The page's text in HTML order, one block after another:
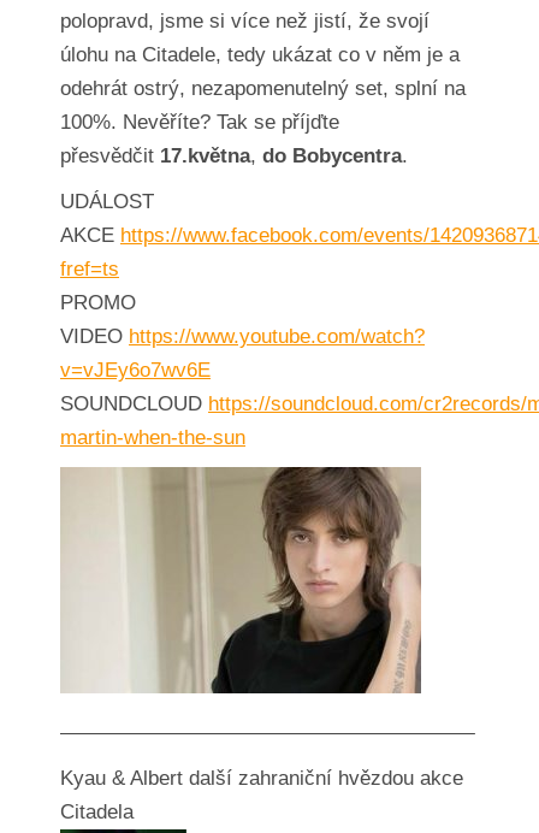
polopravd, jsme si více než jistí, že svojí
úlohu na Citadele, tedy ukázat co v něm je a
odehrát ostrý, nezapomenutelný set, splní na
100%. Nevěříte? Tak se příjďte
přesvědčit 17.května, do Bobycentra.
UDÁLOST
AKCE https://www.facebook.com/events/
fref=ts
PROMO
VIDEO https://www.youtube.com/watch?
v=vJEy6o7wv6E
SOUNDCLOUD https://soundcloud.com/cr2records/
martin-when-the-sun
—————————————————————–
Kyau & Albert další zahraniční hvězdou akce
Citadela